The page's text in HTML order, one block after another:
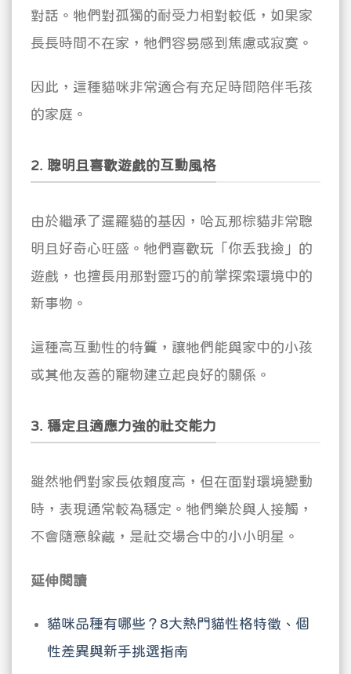
對話。牠們對孤獨的耐受力相對較低，如果家
長長時間不在家，牠們容易感到焦慮或寂寞。
因此，這種貓咪非常適合有充足時間陪伴毛孩
的家庭。
2. 聰明且喜歡遊戲的互動風格
由於繼承了暹羅貓的基因，哈瓦那棕貓非常聰
明且好奇心旺盛。牠們喜歡玩「你丟我撿」的
遊戲，也擅長用那對靈巧的前掌探索環境中的
新事物。
這種高互動性的特質，讓牠們能與家中的小孩
或其他友善的寵物建立起良好的關係。
3. 穩定且適應力強的社交能力
雖然牠們對家長依賴度高，但在面對環境變動
時，表現通常較為穩定。牠們樂於與人接觸，
不會隨意躲藏，是社交場合中的小小明星。
延伸閱讀
貓咪品種有哪些？8大熱門貓性格特徵、個
性差異與新手挑選指南